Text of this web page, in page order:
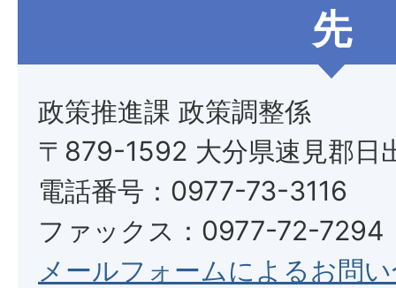
先
政策推進課 政策調整係
〒879-1592 大分県速見郡日
電話番号：0977-73-3116
ファックス：0977-72-7294
メールフォームによるお問